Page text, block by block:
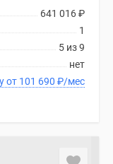
641 016₽
1
5 из 9
нет
В ипотеку от 101 690 ₽/мес